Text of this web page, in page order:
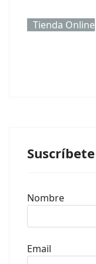
Tienda Online
Suscríbete
Nombre
Email